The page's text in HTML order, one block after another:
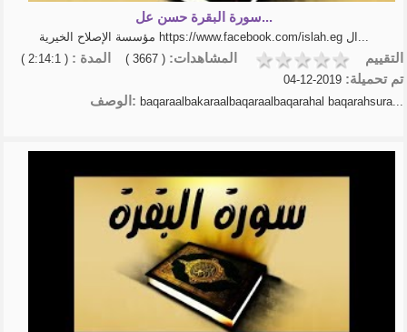
سورة البقرة حسن عل...
مؤسسة الإصلاح الخيرية https://www.facebook.com/islah.eg ال...
التقييم المشاهدات: ( 3667 ) المدة : ( 2:14:1 )
تم تحميلة: 2019-12-04
الوصف: baqaraalbakaraalbaqaraalbaqarahal baqarahsura...